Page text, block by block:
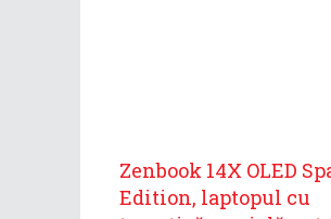
Zenbook 14X OLED
Edition, laptopul cu